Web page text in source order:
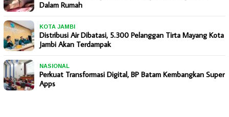
Dalam Rumah
KOTA JAMBI
Distribusi Air Dibatasi, 5.300 Pelanggan Tirta Mayang Kota
Jambi Akan Terdampak
NASIONAL
Perkuat Transformasi Digital, BP Batam Kembangkan Super
Apps